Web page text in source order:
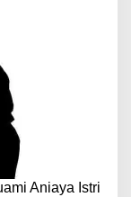
Aniaya Istri